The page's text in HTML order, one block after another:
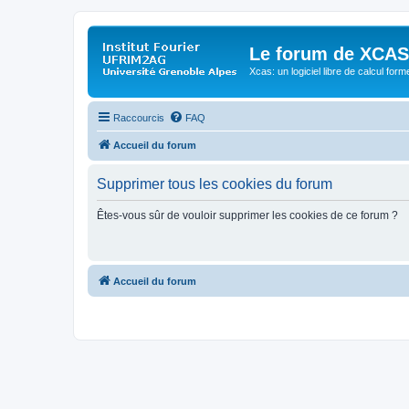
Le forum de XCAS
Xcas: un logiciel libre de calcul
Raccourcis FAQ
Accueil du forum
Supprimer tous les cookies du forum
Êtes-vous sûr de vouloir supprimer les cookies de ce forum ?
Accueil du forum